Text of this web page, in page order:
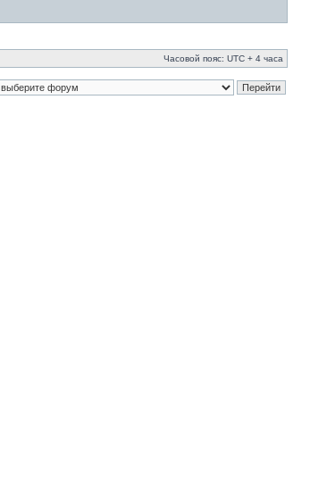
Часовой пояс: UTC + 4 часа